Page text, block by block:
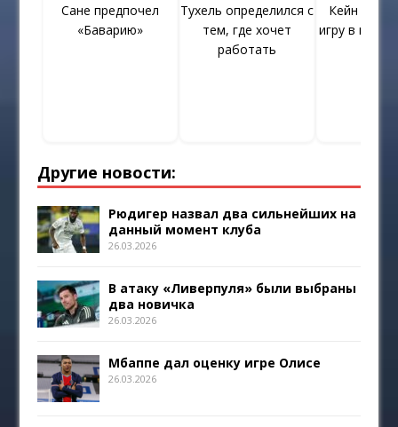
Сане предпочел
«Баварию»
Тухель определился с
тем, где хочет
работать
Кейн
игру в
Другие новости:
Рюдигер назвал два сильнейших на
данный момент клуба
26.03.2026
В атаку «Ливерпуля» были выбраны
два новичка
26.03.2026
Мбаппе дал оценку игре Олисе
26.03.2026